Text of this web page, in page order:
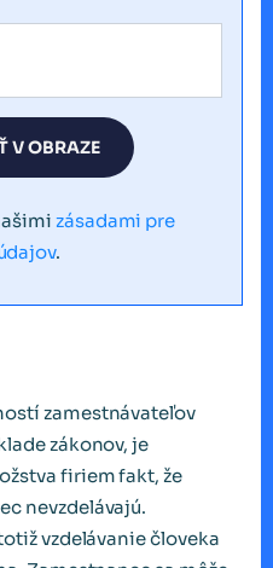
V OBRAZE
zásadami pre
.
zamestnávateľov
zákonov, je
firiem fakt, že
nevzdelávajú.
vzdelávanie človeka